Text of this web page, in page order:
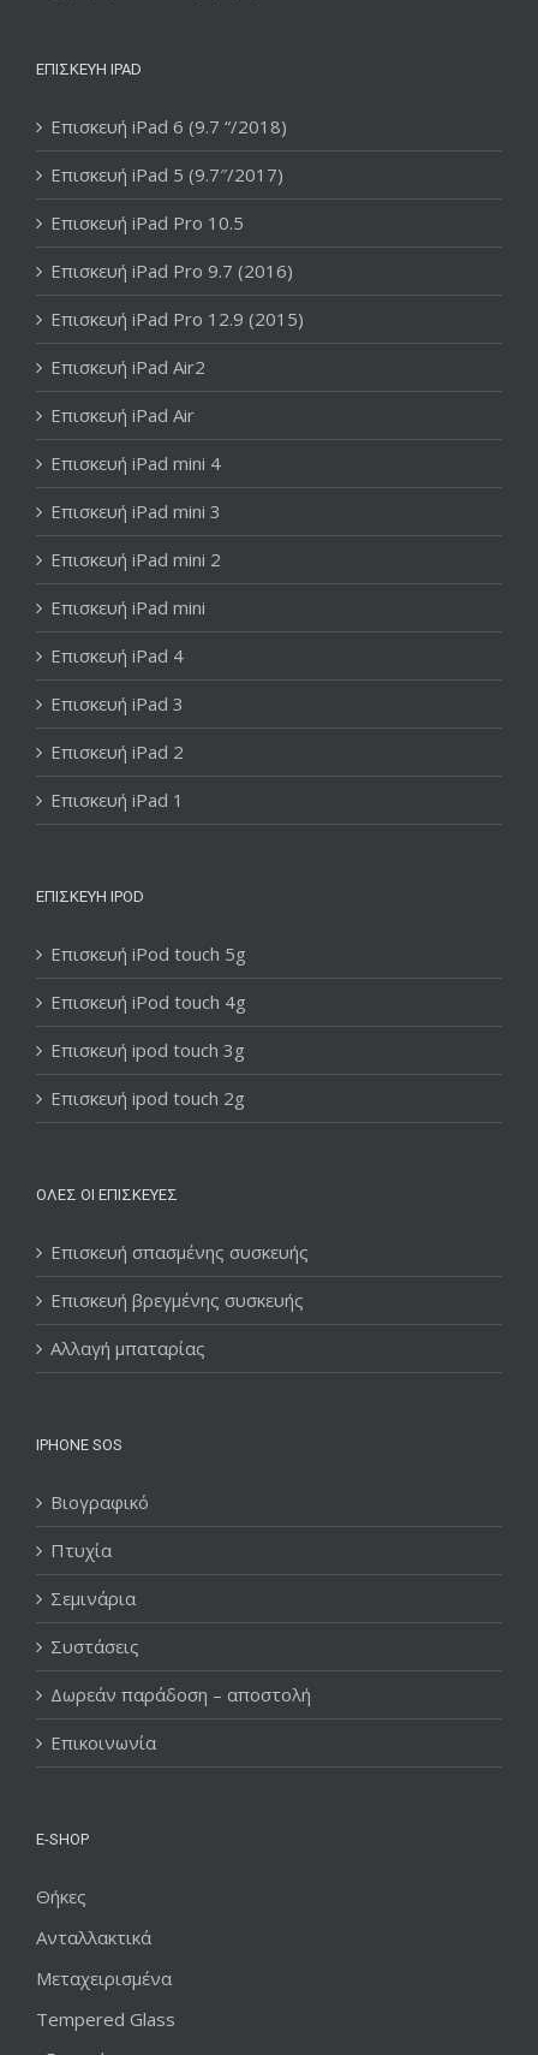
ΕΠΙΣΚΕΥΉ IPAD
Επισκευή iPad 6 (9.7 “/2018)
Επισκευή iPad 5 (9.7″/2017)
Επισκευή iPad Pro 10.5
Επισκευή iPad Pro 9.7 (2016)
Επισκευή iPad Pro 12.9 (2015)
Επισκευή iPad Air2
Επισκευή iPad Air
Επισκευή iPad mini 4
Επισκευή iPad mini 3
Επισκευή iPad mini 2
Επισκευή iPad mini
Επισκευή iPad 4
Επισκευή iPad 3
Επισκευή iPad 2
Επισκευή iPad 1
ΕΠΙΣΚΕΥΉ IPOD
Επισκευή iPod touch 5g
Επισκευή iPod touch 4g
Επισκευή ipod touch 3g
Επισκευή ipod touch 2g
ΌΛΕΣ ΟΙ ΕΠΙΣΚΕΥΈΣ
Επισκευή σπασμένης συσκευής
Επισκευή βρεγμένης συσκευής
Αλλαγή μπαταρίας
IPHONE SOS
Βιογραφικό
Πτυχία
Σεμινάρια
Συστάσεις
Δωρεάν παράδοση – αποστολή
Επικοινωνία
E-SHOP
Θήκες
Ανταλλακτικά
Μεταχειρισμένα
Tempered Glass